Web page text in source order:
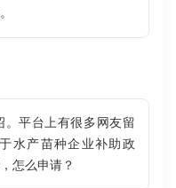
。平台上有很多网友留
水产苗种企业补助政
怎么申请？